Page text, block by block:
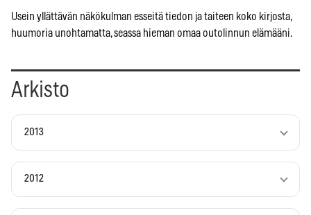
Usein yllättävän näkökulman esseitä tiedon ja taiteen koko kirjosta,
huumoria unohtamatta, seassa hieman omaa outolinnun elämääni.
Arkisto
2013
2012